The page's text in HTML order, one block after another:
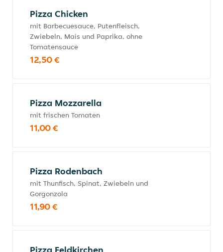
Pizza Chicken
mit Barbecuesauce, Putenfleisch,
Zwiebeln, Mais und Paprika, ohne
Tomatensauce
12,50 €
Pizza Mozzarella
mit frischen Tomaten
11,00 €
Pizza Rodenbach
mit Thunfisch, Spinat, Zwiebeln und
Gorgonzola
11,90 €